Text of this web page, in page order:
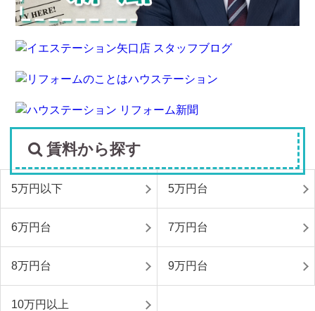
賃料から探す
5万円以下 5万円台
6万円台 7万円台
8万円台 9万円台
10万円以上